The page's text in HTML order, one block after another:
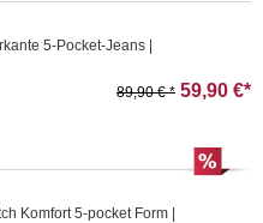
5-Pocket-Jeans |
89,90 € * 59,90 €*
Komfort 5-pocket Form |